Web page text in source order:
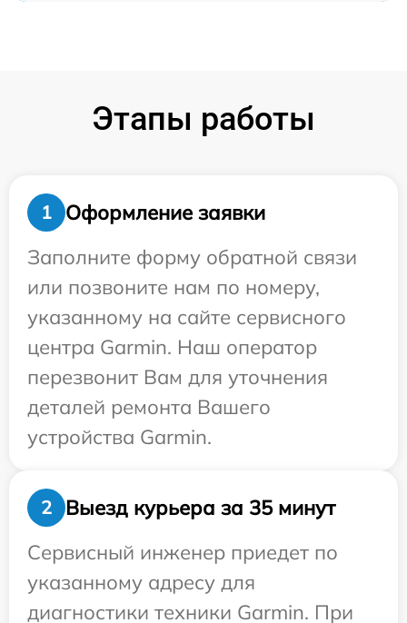
Этапы работы
1
Оформление заявки
Заполните форму обратной связи
или позвоните нам по номеру,
указанному на сайте сервисного
центра Garmin. Наш оператор
перезвонит Вам для уточнения
деталей ремонта Вашего
устройства Garmin.
2
Выезд курьера за 35 минут
Сервисный инженер приедет по
указанному адресу для
диагностики техники Garmin. При